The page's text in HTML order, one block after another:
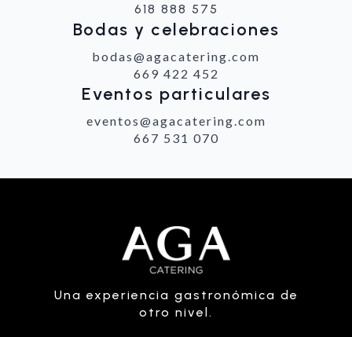
618 888 575
Bodas y celebraciones
bodas@agacatering.com
669 422 452
Eventos particulares
eventos@agacatering.com
667 531 070
Una experiencia gastronómica de
otro nivel.